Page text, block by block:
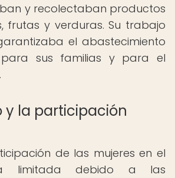
y recolectaban productos
frutas y verduras. Su trabajo
el abastecimiento
sus familias y para el
y la participación
de las mujeres en el
limitada debido a las